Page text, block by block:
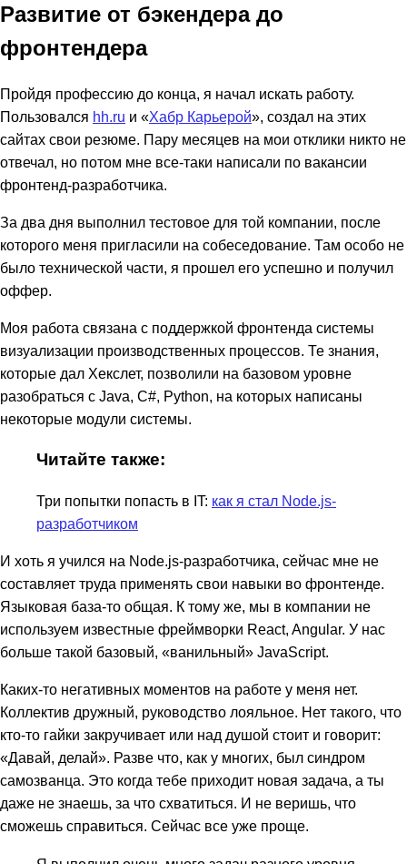
Развитие от бэкендера до
фронтендера
Пройдя профессию до конца, я начал искать работу.
Пользовался hh.ru и «Хабр Карьерой», создал на этих
сайтах свои резюме. Пару месяцев на мои отклики никто не
отвечал, но потом мне все-таки написали по вакансии
фронтенд-разработчика.
За два дня выполнил тестовое для той компании, после
которого меня пригласили на собеседование. Там особо не
было технической части, я прошел его успешно и получил
оффер.
Моя работа связана с поддержкой фронтенда системы
визуализации производственных процессов. Те знания,
которые дал Хекслет, позволили на базовом уровне
разобраться с Java, C#, Python, на которых написаны
некоторые модули системы.
Читайте также:
Три попытки попасть в IT: как я стал Node.js-
разработчиком
И хоть я учился на Node.js-разработчика, сейчас мне не
составляет труда применять свои навыки во фронтенде.
Языковая база-то общая. К тому же, мы в компании не
используем известные фреймворки React, Angular. У нас
больше такой базовый, «ванильный» JavaScript.
Каких-то негативных моментов на работе у меня нет.
Коллектив дружный, руководство лояльное. Нет такого, что
кто-то гайки закручивает или над душой стоит и говорит:
«Давай, делай». Разве что, как у многих, был синдром
самозванца. Это когда тебе приходит новая задача, а ты
даже не знаешь, за что схватиться. И не веришь, что
сможешь справиться. Сейчас все уже проще.